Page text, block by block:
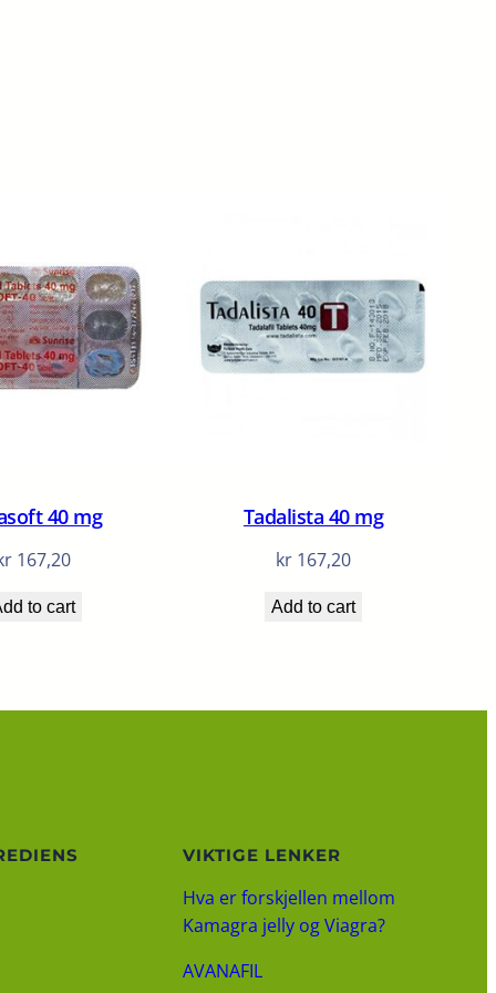
40 mg
167,20
to cart
Tadalista 40 mg
kr 167,20
Add to cart
VIKTIGE LENKER
Hva er forskjellen mellom
Kamagra jelly og Viagra?
AVANAFIL